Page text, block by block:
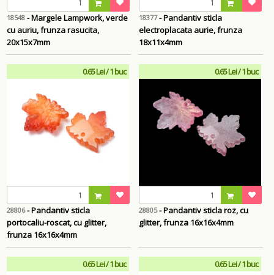
18548 - Margele Lampwork, verde
cu auriu, frunza rasucita,
20x15x7mm
18377- Pandantiv sticla
electroplacata aurie, frunza
18x11x4mm
0.65 Lei / 1 buc
28806- Pandantiv sticla
portocaliu-roscat, cu glitter,
frunza 16x16x4mm
0.65 Lei / 1 buc
28805- Pandantiv sticla roz, cu
glitter, frunza 16x16x4mm
0.65 Lei / 1 buc 0.65 Lei / 1 buc